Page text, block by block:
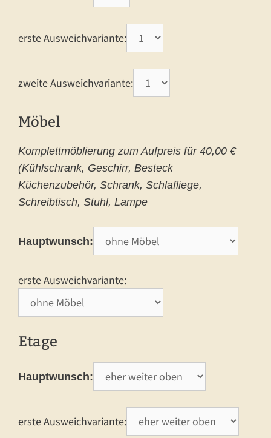
erste Ausweichvariante:
zweite Ausweichvariante:
Möbel
Komplettmöblierung zum Aufpreis für 40,00 €
(Kühlschrank, Geschirr, Besteck
Küchenzubehör, Schrank, Schlafliege,
Schreibtisch, Stuhl, Lampe
Hauptwunsch:
erste Ausweichvariante:
Etage
Hauptwunsch:
erste Ausweichvariante: